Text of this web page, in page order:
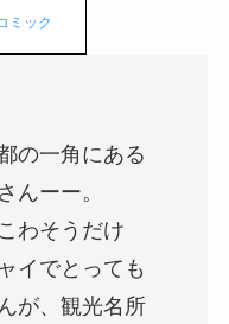
ミック
の一角にある
んーー。
わそうだけ
イでとっても
が、観光名所